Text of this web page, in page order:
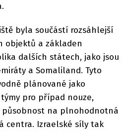
byla součástí rozsáhlejší
objektů a základen
dalších státech, jako jsou
a Somaliland. Tyto
plánované jako
pro případ nouze,
působnost na plnohodnotná
centra. Izraelské síly tak